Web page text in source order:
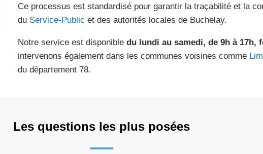
Ce processus est standardisé pour garantir la traçabilité et la
du Service-Public et des autorités locales de Buchelay.
Notre service est disponible du lundi au samedi, de 9h à 17h,
intervenons également dans les communes voisines comme
du département 78.
Les questions les plus posées